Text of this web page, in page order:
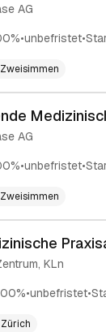
AG
•unbefristet•
AG
•unbefristet•
KLn
•unbefristet•